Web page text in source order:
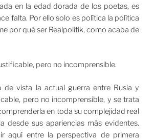
en la edad dorada de los poetas, es
falta. Por ello solo es política la política
por qué ser Realpolitik, como acaba de
pero no incomprensible.
de vista la actual guerra entre Rusia y
pero no incomprensible, y se trata
en toda su complejidad real
desde sus apariencias más evidentes.
aquí entre la perspectiva de primera